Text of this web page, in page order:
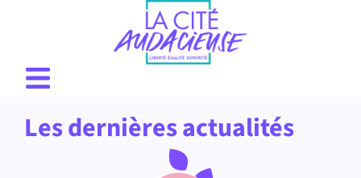
Les dernières actualités